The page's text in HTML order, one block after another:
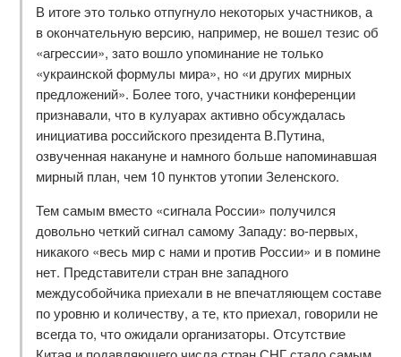
В итоге это только отпугнуло некоторых участников, а
в окончательную версию, например, не вошел тезис об
«агрессии», зато вошло упоминание не только
«украинской формулы мира», но «и других мирных
предложений». Более того, участники конференции
признавали, что в кулуарах активно обсуждалась
инициатива российского президента В.Путина,
озвученная накануне и намного больше напоминавшая
мирный план, чем 10 пунктов утопии Зеленского.
Тем самым вместо «сигнала России» получился
довольно четкий сигнал самому Западу: во-первых,
никакого «весь мир с нами и против России» и в помине
нет. Представители стран вне западного
междусобойчика приехали в не впечатляющем составе
по уровню и количеству, а те, кто приехал, говорили не
всегда то, что ожидали организаторы. Отсутствие